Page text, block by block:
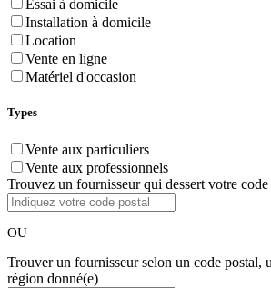
Essai à domicile
Installation à domicile
Location
Vente en ligne
Matériel d'occasion
Types
Vente aux particuliers
Vente aux professionnels
Trouvez un fournisseur qui dessert votre code
OU
Trouver un fournisseur selon un code postal,
région donné(e)